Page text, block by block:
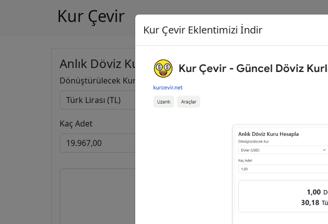
Kur Çevir
Anlık Döviz Kuru Hesapla
Dönüştürülecek Kur
Kaç Adet
Türk Lirası (TL)
Kur Çevir Eklentimizi İndir